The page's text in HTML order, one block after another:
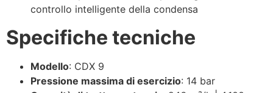
controllo intelligente della condensa
Specifiche tecniche
Modello: CDX 9
Pressione massima di esercizio: 14 bar